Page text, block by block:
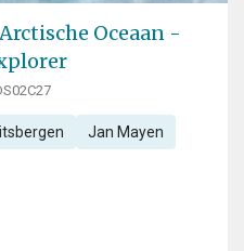
Oceaan -
Jan Mayen